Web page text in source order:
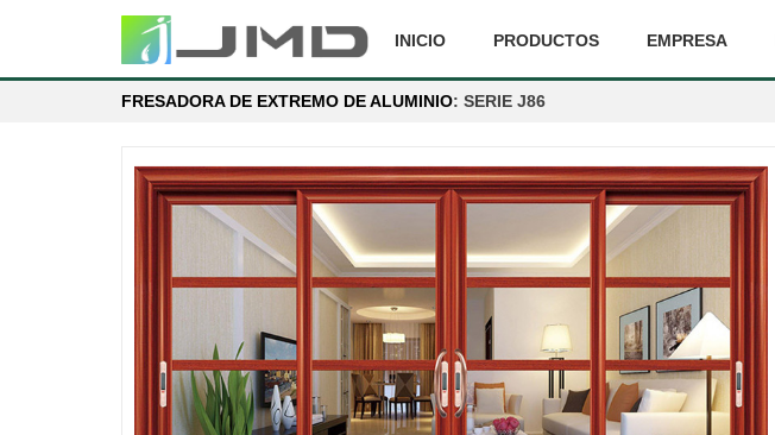
INICIO PRODUCTOS EMPRESA
FRESADORA DE EXTREMO DE ALUMINIO: SERIE J86